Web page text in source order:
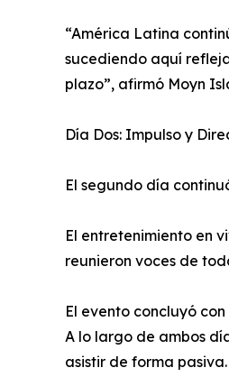
“América Latina
sucediendo aquí
plazo”, afirmó Moyn
Día Dos: Impulso y
El segundo día
El entretenimiento en
reunieron voces de
El evento concluyó
A lo largo de ambos
asistir de forma pasiva.